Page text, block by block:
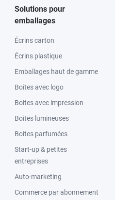
Solutions pour
emballages
Écrins carton
Écrins plastique
Emballages haut de gamme
Boites avec logo
Boites avec impression
Boites lumineuses
Boites parfumées
Start-up & petites
entreprises
Auto-marketing
Commerce par abonnement